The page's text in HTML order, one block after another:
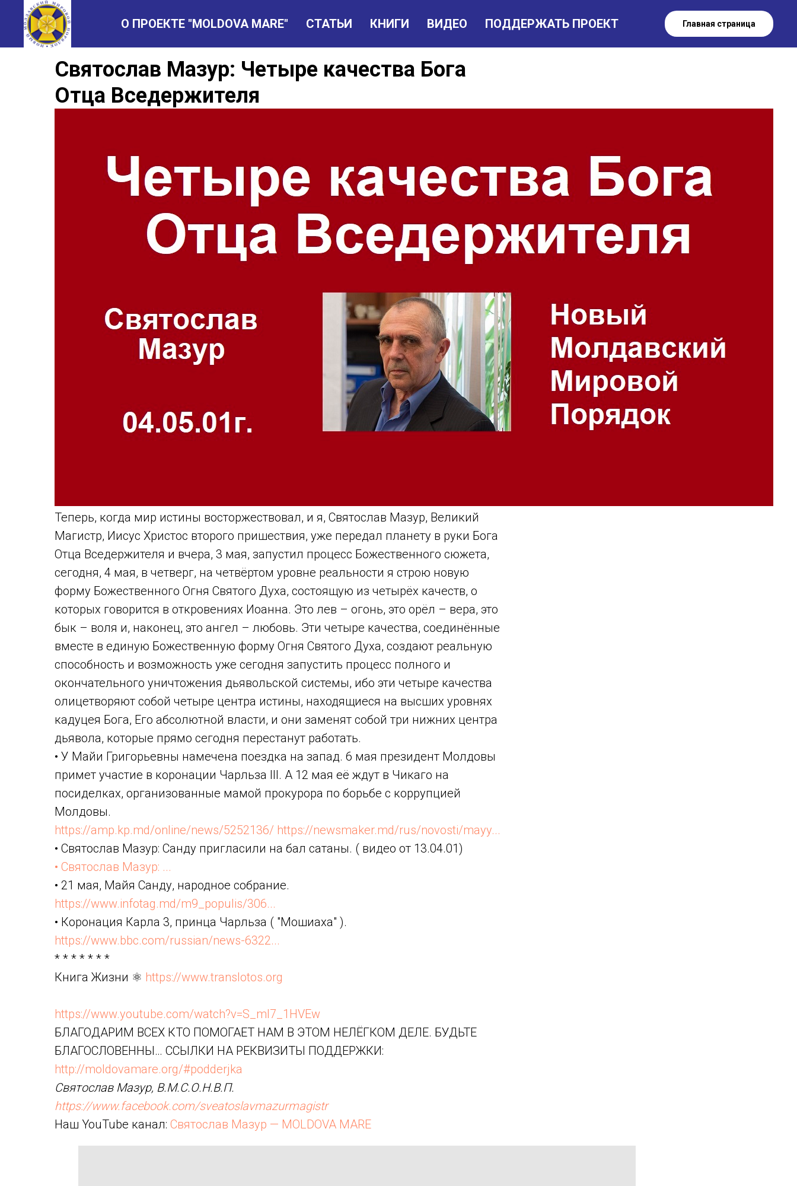
О ПРОЕКТЕ "MOLDOVA MARE" СТАТЬИ КНИГИ ВИДЕО ПОДДЕРЖАТЬ ПРОЕКТ Главная страница
Святослав Мазур: Четыре качества Бога
Отца Вседержителя
Теперь, когда мир истины восторжествовал, и я, Святослав Мазур, Великий
Магистр, Иисус Христос второго пришествия, уже передал планету в руки Бога
Отца Вседержителя и вчера, 3 мая, запустил процесс Божественного сюжета,
сегодня, 4 мая, в четверг, на четвёртом уровне реальности я строю новую
форму Божественного Огня Святого Духа, состоящую из четырёх качеств, о
которых говорится в откровениях Иоанна. Это лев – огонь, это орёл – вера, это
бык – воля и, наконец, это ангел – любовь. Эти четыре качества, соединённые
вместе в единую Божественную форму Огня Святого Духа, создают реальную
способность и возможность уже сегодня запустить процесс полного и
окончательного уничтожения дьявольской системы, ибо эти четыре качества
олицетворяют собой четыре центра истины, находящиеся на высших уровнях
кадуцея Бога, Его абсолютной власти, и они заменят собой три нижних центра
дьявола, которые прямо сегодня перестанут работать.
• У Майи Григорьевны намечена поездка на запад. 6 мая президент Молдовы
примет участие в коронации Чарльза III. А 12 мая её ждут в Чикаго на
посиделках, организованные мамой прокурора по борьбе с коррупцией
Молдовы.
https://amp.kp.md/online/news/5252136/ https://newsmaker.md/rus/novosti/mayy...
• Святослав Мазур: Санду пригласили на бал сатаны. ( видео от 13.04.01)
• Святослав Мазур: ...
• 21 мая, Майя Санду, народное собрание.
https://www.infotag.md/m9_populis/306...
• Коронация Карла 3, принца Чарльза ( "Мошиаха" ).
https://www.bbc.com/russian/news-6322...
* * * * * * *
Книга Жизни ⚛️ https://www.translotos.org
https://www.youtube.com/watch?v=S_ml7_1HVEw
БЛАГОДАРИМ ВСЕХ КТО ПОМОГАЕТ НАМ В ЭТОМ НЕЛЁГКОМ ДЕЛЕ. БУДЬТЕ
БЛАГОСЛОВЕННЫ… ССЫЛКИ НА РЕКВИЗИТЫ ПОДДЕРЖКИ:
http://moldovamare.org/#podderjka
Святослав Мазур, В.М.С.О.Н.В.П.
https://www.facebook.com/sveatoslavmazurmagistr
Наш YouTube канал: Святослав Мазур — MOLDOVA MARE